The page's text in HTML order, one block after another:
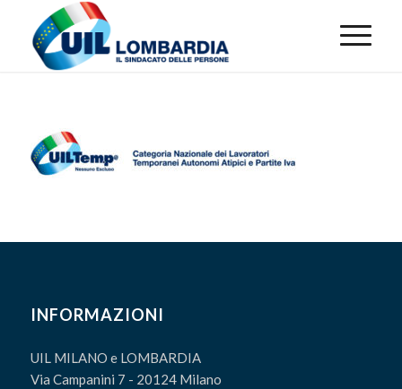
INFORMAZIONI
UIL MILANO e LOMBARDIA
Via Campanini 7 - 20124 Milano